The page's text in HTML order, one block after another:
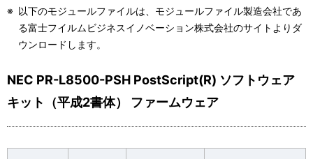
  ５．逆コンパイル等
(１)お客様は、許諾プログラムをリバース・エンジニア、逆
  ６．保証の制限
(１)弊社および富士フイルムビジネスイノベーション株式会
※ 以下のモジュールファイルは、モジュールファイル製造会社であ
る富士フイルムビジネスイノベーション株式会社のサイトよりダ
ウンロードします。
NEC PR-L8500-PSH PostScript(R) ソフトウェア
キット（平成2書体） ファームウェア